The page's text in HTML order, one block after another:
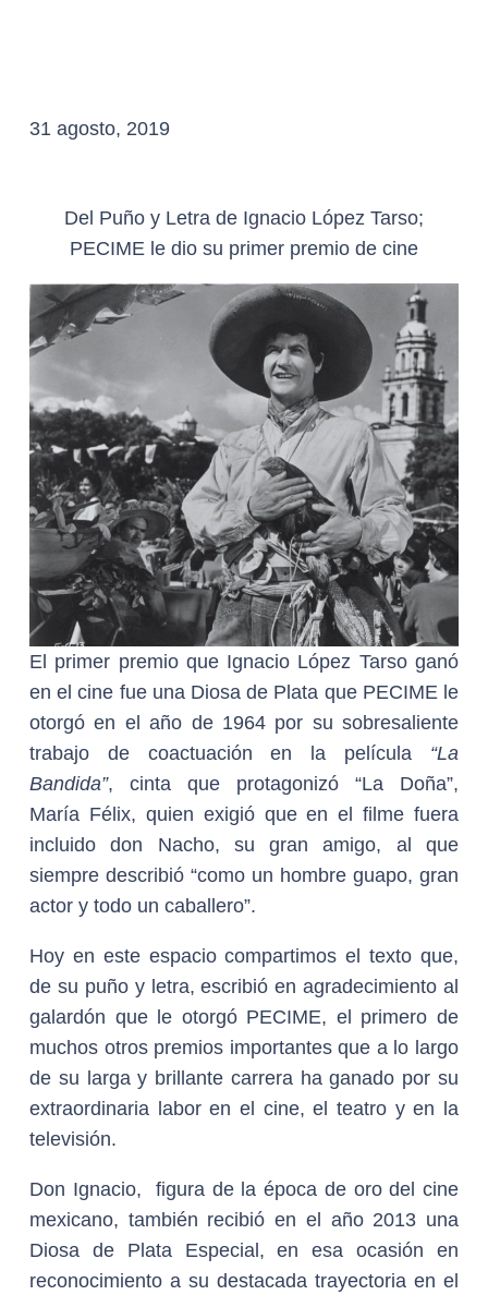
31 agosto, 2019
Del Puño y Letra de Ignacio López Tarso;
PECIME le dio su primer premio de cine
El primer premio que Ignacio López Tarso ganó
en el cine fue una Diosa de Plata que PECIME le
otorgó en el año de 1964 por su sobresaliente
trabajo de coactuación en la película “La
Bandida”, cinta que protagonizó “La Doña”,
María Félix, quien exigió que en el filme fuera
incluido don Nacho, su gran amigo, al que
siempre describió “como un hombre guapo, gran
actor y todo un caballero”.
Hoy en este espacio compartimos el texto que,
de su puño y letra, escribió en agradecimiento al
galardón que le otorgó PECIME, el primero de
muchos otros premios importantes que a lo largo
de su larga y brillante carrera ha ganado por su
extraordinaria labor en el cine, el teatro y en la
televisión.
Don Ignacio, figura de la época de oro del cine
mexicano, también recibió en el año 2013 una
Diosa de Plata Especial, en esa ocasión en
reconocimiento a su destacada trayectoria en el